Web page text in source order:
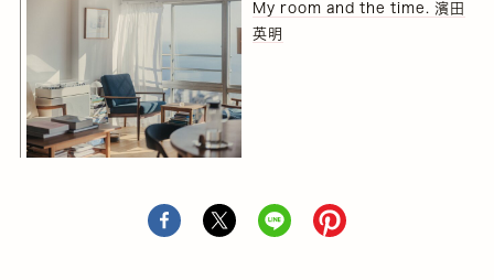
My room and the time. 濱田
英明